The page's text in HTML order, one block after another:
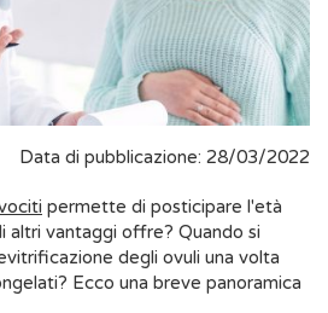
Data di pubblicazione: 28/03/2022
altri vantaggi offre? Quando si
degli ovuli una volta
Ecco una breve panoramica